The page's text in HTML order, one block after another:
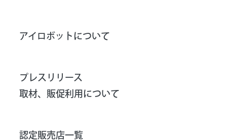
アイロボットについて
プレスリリース
取材、販促利用について
認定販売店一覧